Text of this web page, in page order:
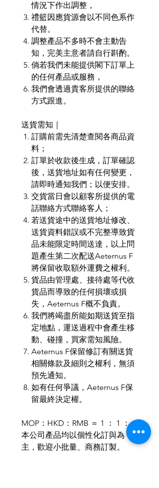
情況下作出調整，
禮籃因應貨源會以不同色系作
代替。
調整產品不多時不會主動告
知，完美主意者請自行斟酌。
倘若我們未能提供閣下訂單上
的任何產品或服務，
我們會透過貴客所提供的聯絡
方式跟進。
送貨需知｜
訂購前需先清楚查閱各商品資
料；
訂單於收款後生成，訂單確認
後，送貨地址如有任何變更，
請即時通知我們；以便安排。
交貨當日會以顧客所提供的電
話聯絡方式聯絡客人；
若送貨途中的送貨地址修改、
送貨資料錯誤或不完整導致貨
品未能限定時間送達，以上問
題產生第二次配送Aeternus F
將保留收取額外運費之權利。
貨品由管理處、接待處等代收
貨品而導致的任何損壞或損
失，Aeternus F概不負責。
我們將竭盡所能如期送貨至指
定地點，運送過程中會產生移
動、碰撞，買家需知風險。
Aeternus F保留修訂有關送貨
相關條款及細則之權利，無須
預先通知。
如有任何爭議，Aeternus F保
留最終決定權。
MOP：HKD：RMB ＝ 1 ： 1 ： 1
本公司產品均以個性化訂與為
主，歡迎小批量、商務訂製。